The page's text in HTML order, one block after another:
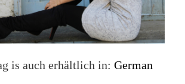
is auch erhältlich in: German